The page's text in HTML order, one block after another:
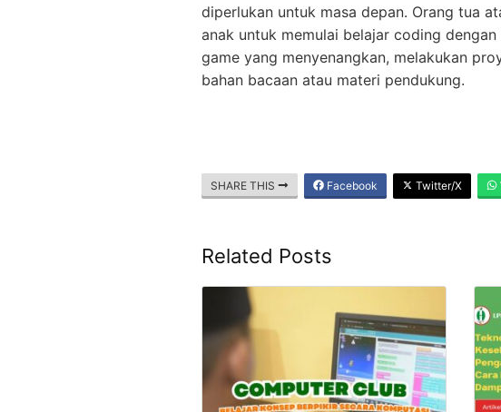
diperlukan untuk masa depan. Orang tua
anak untuk memulai belajar coding
game yang menyenangkan, melakukan
bahan bacaan atau materi pendukung.
SHARE THIS Facebook Twitter/X
Related Posts